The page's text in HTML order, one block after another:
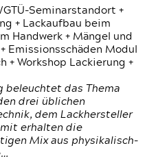
GTÜ-Seminarstandort +
+ Lackaufbau beim
Handwerk + Mängel und
Emissionsschäden Modul
+ Workshop Lackierung +
beleuchtet das Thema
drei üblichen
dem Lackhersteller
erhalten die
Mix aus physikalisch-